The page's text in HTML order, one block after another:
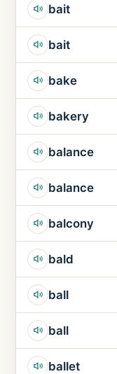
bait
bait
bake
bakery
balance
balance
balcony
bald
ball
ball
ballet